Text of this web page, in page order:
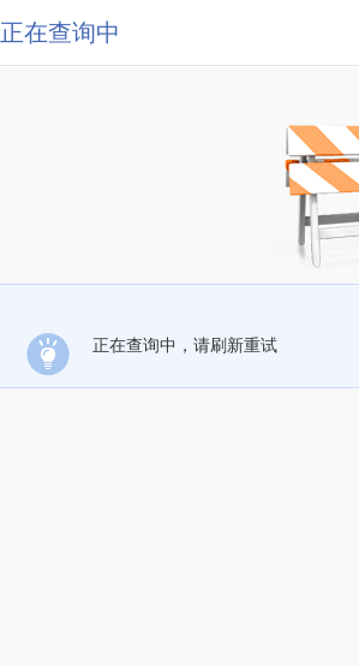
正在查询中
正在查询中，请刷新重试